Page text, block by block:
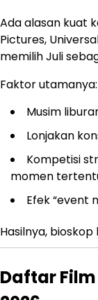
Ada alasan kuat
Pictures,
memilih Juli
Faktor utamanya:
Musim
Lonjakan
Kompetisi
momen
Efek “event
Hasilnya,
Daftar